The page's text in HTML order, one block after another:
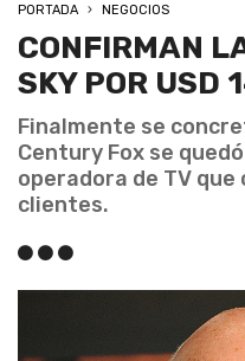
PORTADA NEGOCIOS
CONFIRMAN
SKY POR USD
Finalmente se
Century Fox se
operadora de TV
clientes.